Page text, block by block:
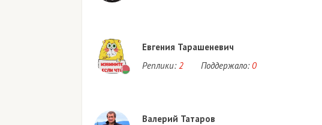
Евгения Тарашеневич
Реплики: 2 Поддержало: 0
Валерий Татаров